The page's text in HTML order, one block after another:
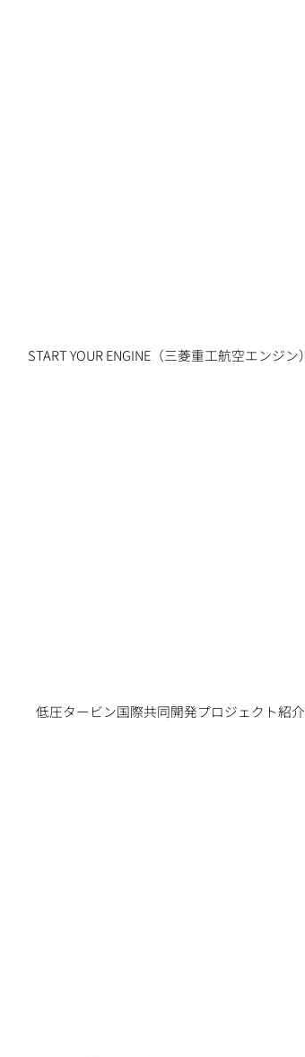
START YOUR ENGINE（三菱重工航空エンジン）
低圧タービン国際共同開発プロジェクト紹介